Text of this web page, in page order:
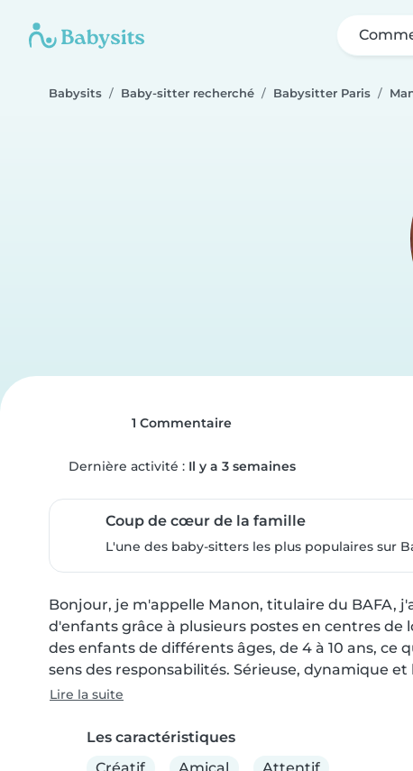
Babysits Baby-sitter recherché Babysitter Paris
1 Commentaire
Dernière activité : Il y a 3 semaines
Coup de cœur de la famille
L'une des baby-sitters les plus populaires sur
Bonjour, je m'appelle Manon, titulaire du BAFA,
d'enfants grâce à plusieurs postes en centres de
des enfants de différents âges, de 4 à 10 ans,
sens des responsabilités. Sérieuse, dynamique
Lire la suite
Les caractéristiques
Créatif
Amical Attentif